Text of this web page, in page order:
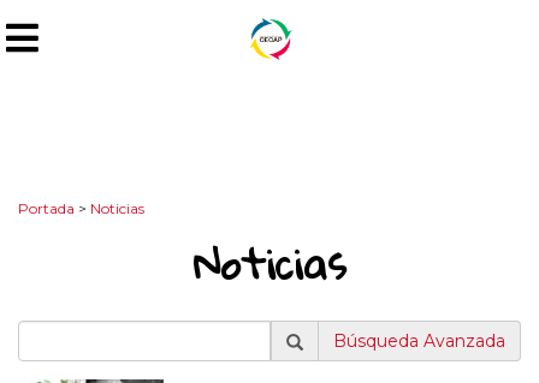
Portada > Noticias
Noticias
Búsqueda Avanzada